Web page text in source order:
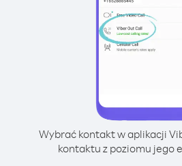
Wybrać kontakt w aplikacji
kontaktu z poziomu jego